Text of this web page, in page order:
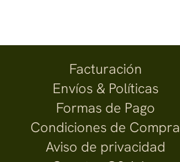
Facturación
Envíos & Políticas
Formas de Pago
Condiciones de Compra
Aviso de privacidad